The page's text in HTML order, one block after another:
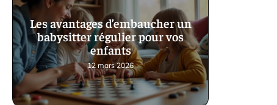
Les avantages d’embaucher un
babysitter régulier pour vos
enfants
12 mars 2026